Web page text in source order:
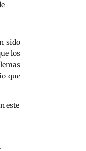
sido
los
que
este